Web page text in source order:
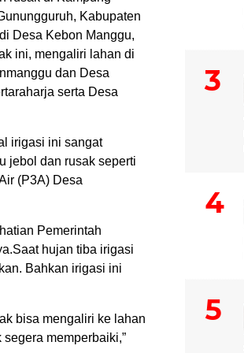
Kabupaten
Desa Kebon Manggu,
ini, mengaliri lahan di
dan Desa
serta Desa
irigasi ini sangat
jebol dan rusak seperti
(P3A) Desa
Pemerintah
hujan tiba irigasi
Bahkan irigasi ini
bisa mengaliri ke lahan
memperbaiki,”